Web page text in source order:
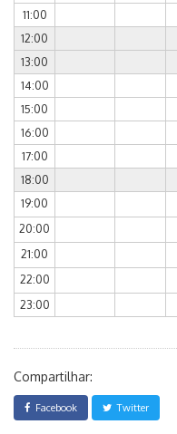
11:00
12:00
13:00
14:00
15:00
16:00
17:00
18:00
19:00
20:00
21:00
22:00
23:00
Compartilhar:
Facebook Twitter